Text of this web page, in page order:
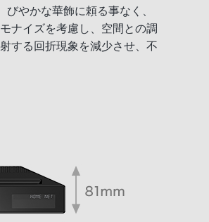
やかな華飾に頼る事なく、
ナイズを考慮し、空間との調
する回折現象を減少させ、不